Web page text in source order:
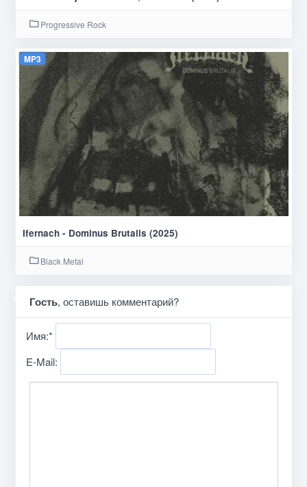
Progressive Rock
MP3
Ifernach - Dominus Brutalis (2025)
Black Metal
Гость, оставишь комментарий?
Имя:*
E-Mail: